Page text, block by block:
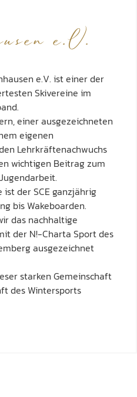
e.V.
e.V. ist einer der
Skivereine im
einer ausgezeichneten
eigenen
Lehrkräftenachwuchs
wichtigen Beitrag zum
ist der SCE ganzjährig
bis Wakeboarden.
das nachhaltige
der N!-Charta Sport des
ausgezeichnet
starken Gemeinschaft
des Wintersports